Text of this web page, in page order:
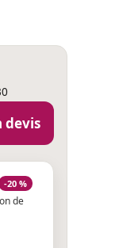
devis
-20 %
de